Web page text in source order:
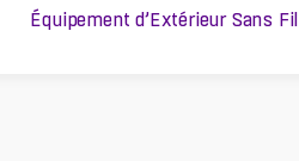
Équipement d’Extérieur Sans Fil